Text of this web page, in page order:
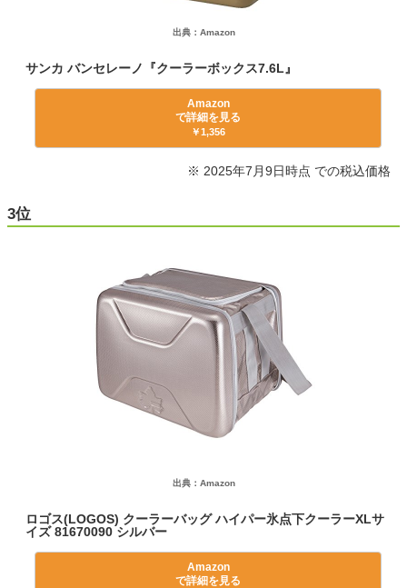
出典：Amazon
サンカ バンセレーノ『クーラーボックス7.6L』
Amazon
で詳細を見る
￥1,356
※ 2025年7月9日時点 での税込価格
3位
出典：Amazon
ロゴス(LOGOS) クーラーバッグ ハイパー氷点下クーラーXLサ
イズ 81670090 シルバー
Amazon
で詳細を見る